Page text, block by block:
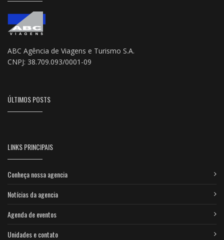
ABC Agência de Viagens e Turismo S.A.
CNPJ: 38.709.093/0001-09
ÚLTIMOS POSTS
LINKS PRINCIPAIS
Conheça nossa agencia
Notícias da agencia
Agenda de eventos
Unidades e contato